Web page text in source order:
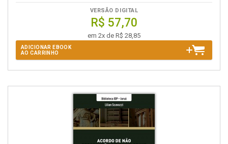
VERSÃO DIGITAL
R$ 57,70
em 2x de R$ 28,85
ADICIONAR EBOOK
AO CARRINHO